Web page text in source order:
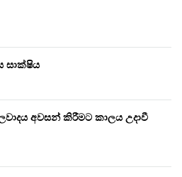
සාක්ෂිය
අවසන් කිරීමට කාලය උදාවී